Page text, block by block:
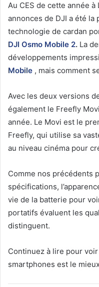
Au CES de cette année à
annonces de DJI a été
technologie de cardan
DJI Osmo Mobile 2. La
développements
Mobile , mais comment
Avec les deux versions
également le Freefly
année. Le Movi est le
Freefly, qui utilise sa
au niveau cinéma pour
Comme nos précédents
spécifications,
vie de la batterie pour
portatifs évaluent les
distinguent.
Continuez à lire pour
smartphones est le